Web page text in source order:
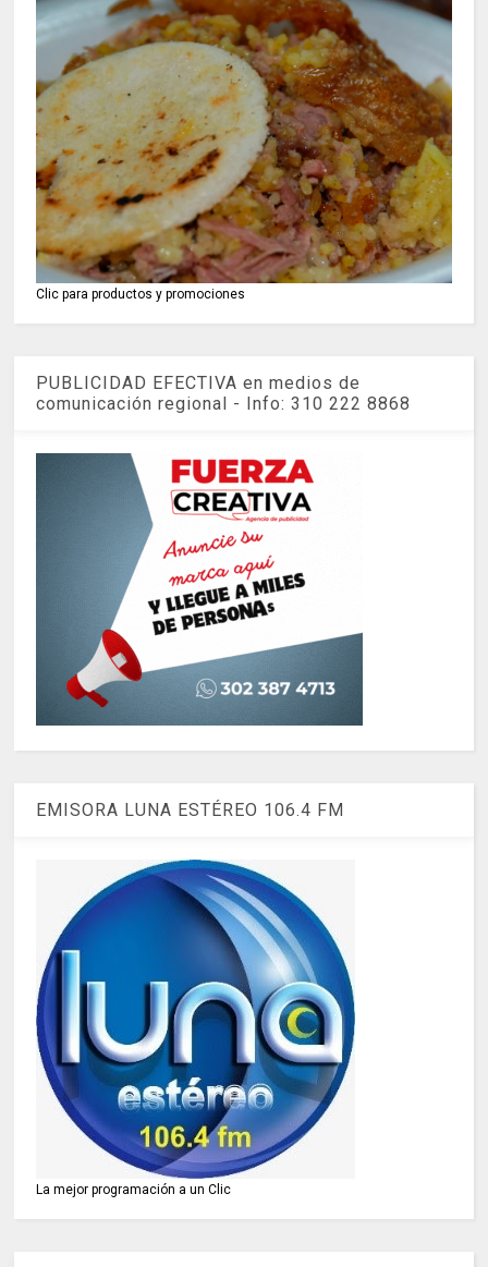
Clic para productos y promociones
PUBLICIDAD EFECTIVA en medios de
comunicación regional - Info: 310 222 8868
EMISORA LUNA ESTÉREO 106.4 FM
La mejor programación a un Clic